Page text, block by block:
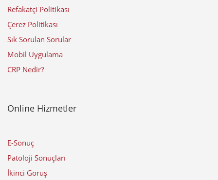
Refakatçi Politikası
Çerez Politikası
Sık Sorulan Sorular
Mobil Uygulama
CRP Nedir?
Online Hizmetler
E-Sonuç
Patoloji Sonuçları
İkinci Görüş